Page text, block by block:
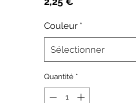
Couleur *
Sélectionner
Quantité *